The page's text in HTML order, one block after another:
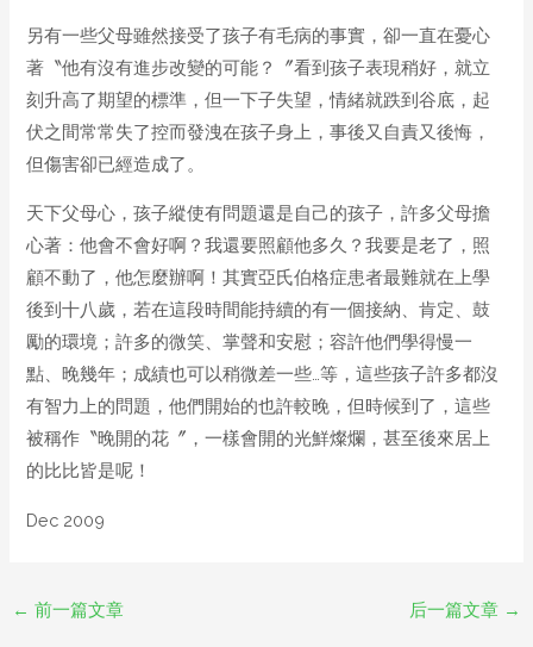
另有一些父母雖然接受了孩子有毛病的事實，卻一直在憂心
著〝他有沒有進步改變的可能？〞看到孩子表現稍好，就立
刻升高了期望的標準，但一下子失望，情緒就跌到谷底，起
伏之間常常失了控而發洩在孩子身上，事後又自責又後悔，
但傷害卻已經造成了。
天下父母心，孩子縱使有問題還是自己的孩子，許多父母擔
心著：他會不會好啊？我還要照顧他多久？我要是老了，照
顧不動了，他怎麼辦啊！其實亞氏伯格症患者最難就在上學
後到十八歲，若在這段時間能持續的有一個接納、肯定、鼓
勵的環境；許多的微笑、掌聲和安慰；容許他們學得慢一
點、晚幾年；成績也可以稍微差一些…等，這些孩子許多都沒
有智力上的問題，他們開始的也許較晚，但時候到了，這些
被稱作〝晚開的花〞，一樣會開的光鮮燦爛，甚至後來居上
的比比皆是呢！
Dec 2009
← 前一篇文章 后一篇文章 →